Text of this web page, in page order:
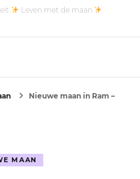
Leven met de maan
Nieuwe maan in Ram –
MAAN